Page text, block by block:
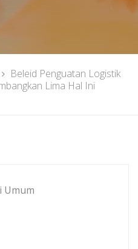
Beleid Penguatan Logistik
Lima Hal Ini
Umum